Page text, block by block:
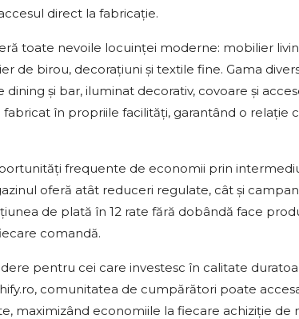
direct la fabricație.
toate nevoile locuinței moderne: mobilier
de birou, decorațiuni și textile fine. Gama
și bar, iluminat decorativ, covoare și
în propriile facilități, garantând o relație
frequente de economii prin
oferă atât reduceri regulate, cât și
de plată în 12 rate fără dobândă face
comandă.
pentru cei care investesc în calitate
comunitatea de cumpărători poate
maximizând economiile la fiecare achiziție de